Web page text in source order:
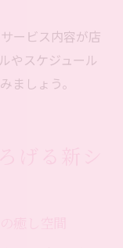
ービス内容が店
やスケジュール
ましょう。